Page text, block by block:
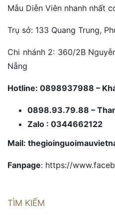
Mẫu Diễn Viên nhanh nhất
Trụ sở: 133 Quang Trung,
Chi nhánh 2: 360/2B
Nẵng
Hotline: 0898937988 –
0898.93.79.88 –
Zalo : 0344662122
Mail:
Fanpage: https://
TÌM KIẾM